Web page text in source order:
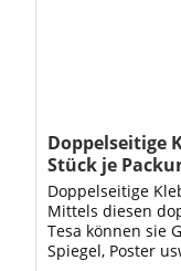
Doppelseitige
Stück je
Doppelseitige
Mittels diesen
Tesa können sie
Spiegel, Poster